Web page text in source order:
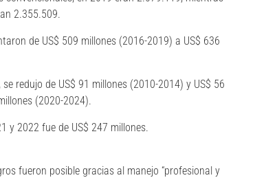
2.355.509.
de US$ 509 millones (2016-2019) a US$ 636
redujo de US$ 91 millones (2010-2014) y US$ 56
(2020-2024).
y 2022 fue de US$ 247 millones.
fueron posible gracias al manejo “profesional y